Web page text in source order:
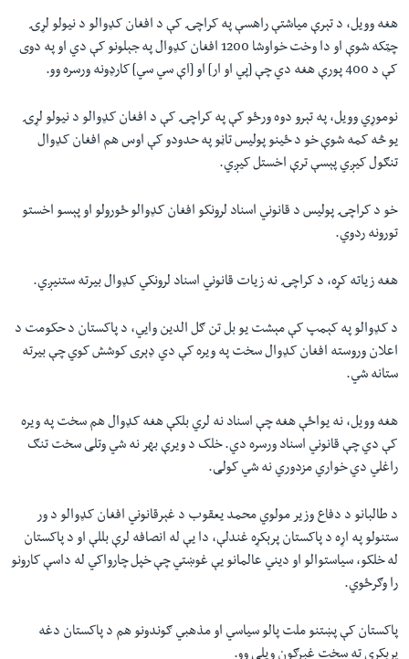
هغه وویل، د تېرې میاشتې راهسې په کراچۍ کې د افغان کډوالو د نيولو لړۍ
چټکه شوې او دا وخت خواوشا 1200 افغان کډوال په جېلونو کې دي او په دوی
کې د 400 پورې هغه دي چې [پي او ار] او [اې سي سي] کارډونه ورسره وو.
نوموړي وويل، په تېرو دوه ورځو کې په کراچۍ کې د افغان کډوالو د نيولو لړۍ
يو څه کمه شوې خو د ځينو پوليس تاڼو په حدودو کې اوس هم افغان کډوال
تنګول کيږي پېسې ترې اخستل کيږي.
خو د کراچۍ پوليس د قانوني اسناد لرونکو افغان کډوالو ځورولو او پېسو اخستو
تورونه ردوي.
هغه زياته کړه، د کراچۍ نه زيات قانوني اسناد لرونکي کډوال بيرته ستنيږي.
د کډوالو په کېمپ کې مېشت يو بل تن ګل الدين وايي، د پاکستان د حکومت د
اعلان وروسته افغان کډوال سخت په ويره کې دي ډېری کوشش کوي چې بيرته
ستانه شي.
هغه وویل، نه يواځې هغه چې اسناد نه لري بلکې هغه کډوال هم سخت په ويره
کې دي چې قانوني اسناد ورسره دي. خلک د ويرې بهر نه شي وتلی سخت تنګ
راغلي دي خواري مزدوري نه شي کولی.
د طالبانو د دفاع وزیر مولوي محمد یعقوب د غېرقانوني افغان کډوالو د ور
ستنولو په اړه د پاکستان پرېکړه غندلې، دا یې له انصافه لرې بللې او د پاکستان
له خلکو، سیاستوالو او دیني عالمانو یې غوښتي چې خپل چارواکي له داسې کارونو
را وګرځوي.
پاکستان کې پښتنو ملت پالو سياسي او مذهبي ګوندونو هم د پاکستان دغه
پرېکړې ته سخت غبرګون ويلی وو.